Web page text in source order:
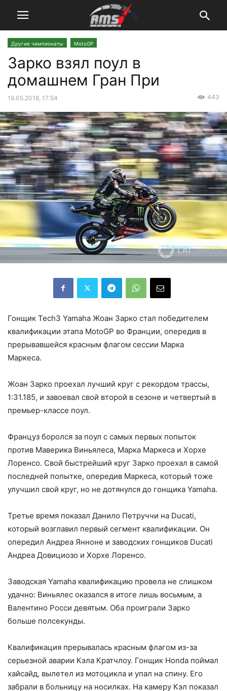
Другие чемпионаты MotoGP
Зарко взял поул в
домашнем Гран При
19.05.2018, 17:54 443
Гонщик Tech3 Yamaha Жоан Зарко стал победителем
квалификации этапа MotoGP во Франции, опередив в
прерывавшейся красным флагом сессии Марка
Маркеса.
Жоан Зарко проехал лучший круг с рекордом трассы,
1:31.185, и завоевал свой второй в сезоне и четвертый в
премьер-классе поул.
Француз боролся за поул с самых первых попыток
против Маверика Виньялеса, Марка Маркеса и Хорхе
Лоренсо. Свой быстрейший круг Зарко проехал в самой
последней попытке, опередив Маркеса, который тоже
улучшил свой круг, но не дотянулся до гонщика Yamaha.
Третье время показал Данило Петруччи на Ducati,
который возглавил первый сегмент квалификации. Он
опередил Андреа Янноне и заводских гонщиков Ducati
Андреа Довициозо и Хорхе Лоренсо.
Заводская Yamaha квалификацию провела не слишком
удачно: Виньялес оказался в итоге лишь восьмым, а
Валентино Росси девятым. Оба проиграли Зарко
больше полсекунды.
Квалификация прерывалась красным флагом из-за
серьезной аварии Кэла Кратчлоу. Гонщик Honda поймал
хайсайд, вылетел из мотоцикла и упал на спину. Его
забрали в больницу на носилках. На камеру Кэл показал